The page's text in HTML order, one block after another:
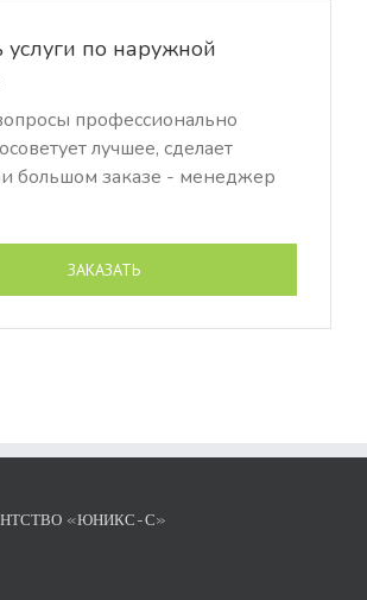
услуги по наружной
профессионально
лучшее, сделает
большом заказе - менеджер
ЗАКАЗАТЬ
«ЮНИКС-С»